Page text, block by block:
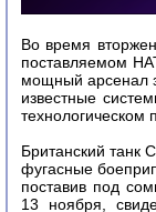
Во время
поставляемом
мощный арсенал
известные
технологическом
Британский танк
фугасные
поставив под
13 ноября,